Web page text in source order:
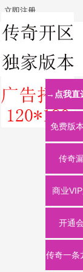
立即注册
搜
索
→点我直
免费版
传奇
商业
开通
传奇一条